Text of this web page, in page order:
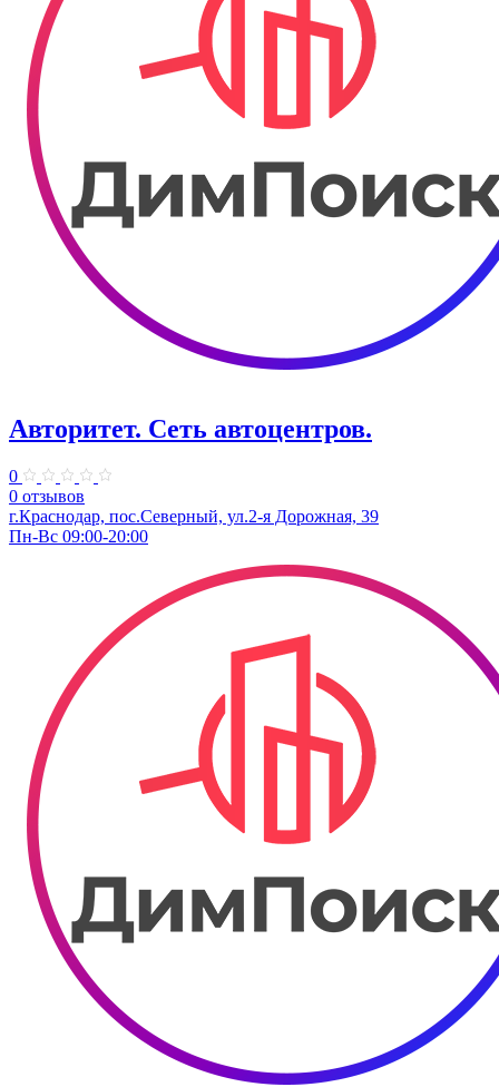
Авторитет. ​Сеть автоцентров.
0
0 отзывов
г.Краснодар, пос.Северный, ул.2-я ​Дорожная, 39​
Пн-Вс 09:00-20:00